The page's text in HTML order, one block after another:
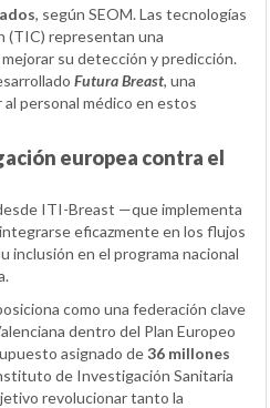
, según SEOM. Las tecnologías
(TIC) representan una
su detección y predicción.
Futura Breast, una
personal médico en estos
europea contra el
ITI-Breast —que implementa
eficazmente en los flujos
inclusión en el programa nacional
como una federación clave
dentro del Plan Europeo
asignado de36 millones
de Investigación Sanitaria
revolucionar tanto la